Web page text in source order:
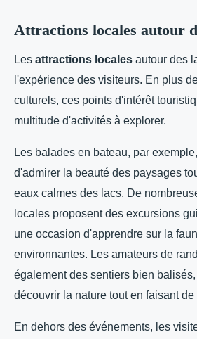
Attractions locales autour
Les attractions locales autour des
l'expérience des visiteurs. En plus
culturels, ces points d'intérêt
multitude d'activités à explorer.
Les balades en bateau, par
d'admirer la beauté des paysages
eaux calmes des lacs. De
locales proposent des excursions
une occasion d'apprendre sur la
environnantes. Les amateurs de
également des sentiers bien
découvrir la nature tout en faisant
En dehors des événements, les